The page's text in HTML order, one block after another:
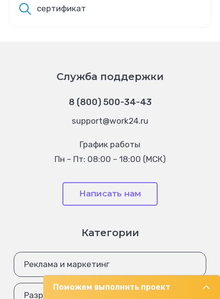
сертификат
Поможем выполнить проект
Служба поддержки
8 (800) 500-34-43
support@work24.ru
График работы
Пн – Пт: 08:00 – 18:00 (МСК)
Написать нам
Категории
Реклама и маркетинг
Разработка и IT